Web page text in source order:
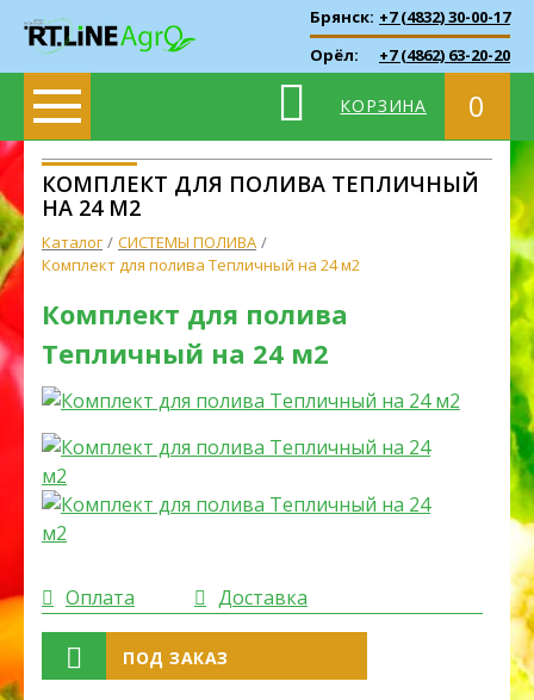
Брянск: +7 (4832) 30-00-17
Орёл:
+7 (4862) 63-20-20
КОРЗИНА 0
КОМПЛЕКТ ДЛЯ ПОЛИВА ТЕПЛИЧНЫЙ
НА 24 М2
Каталог
СИСТЕМЫ ПОЛИВА
Комплект для полива Тепличный на 24 м2
Комплект для полива
Тепличный на 24 м2
Оплата Доставка
ПОД ЗАКАЗ